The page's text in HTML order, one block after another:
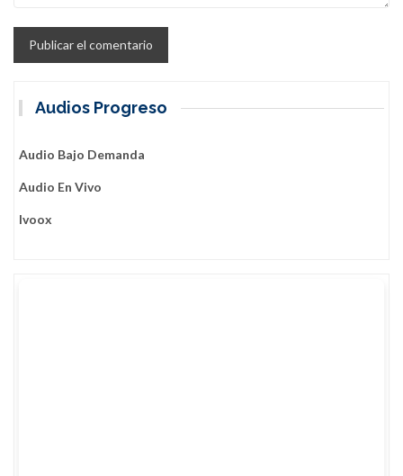
Audios Progreso
Audio Bajo Demanda
Audio En Vivo
Ivoox